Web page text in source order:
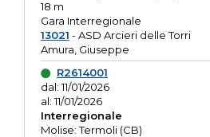
18 m
Gara Interregionale
13021 - ASD Arcieri delle Torri
Amura, Giuseppe
R2614001
dal: 11/01/2026
al: 11/01/2026
Interregionale
Molise: Termoli (CB)